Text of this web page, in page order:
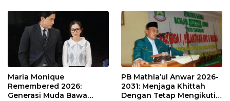
Maria Monique
Remembered 2026:
Generasi Muda Bawa
PB Mathla’ul Anwar 2026-
2031: Menjaga Khittah
Dengan Tetap Mengikuti